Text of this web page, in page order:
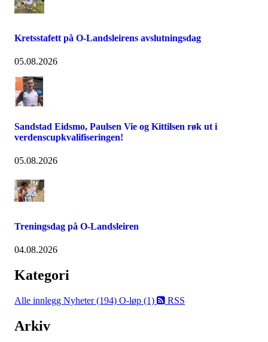
Kretsstafett på O-Landsleirens avslutningsdag
05.08.2026
Sandstad Eidsmo, Paulsen Vie og Kittilsen røk ut i
verdenscupkvalifiseringen!
05.08.2026
Treningsdag på O-Landsleiren
04.08.2026
Kategori
Alle innlegg Nyheter (194) O-løp (1) RSS
Arkiv